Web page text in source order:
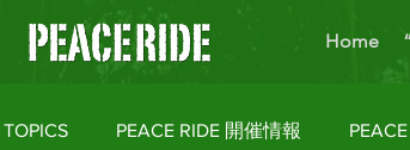
Home
TOPICS PEACE RIDE 開催情報